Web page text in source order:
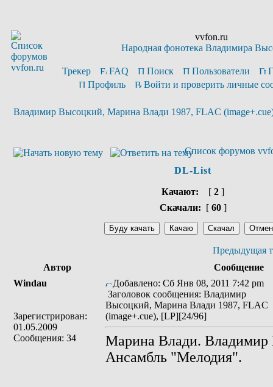
vvfon.ru
Народная фонотека Владимира
Трекер FAQ Поиск Пользователи
Профиль
Войти и проверить личные
Владимир Высоцкий, Марина Влади 1987, FLAC
Список форумов
DL-List
Качают: [ 2]
Скачали: [ 60]
Предыдущая
Автор
Сообщение
Windau
Зарегистрирован:
01.05.2009
Сообщения: 34
Добавлено: Сб Янв 08, 2011 7:42 pm
Заголовок сообщения: Владимир
Высоцкий, Марина Влади 1987, FLAC
(image+.cue), [LP][24/96]
Марина Влади. Владимир
Ансамбль "Мелодия".